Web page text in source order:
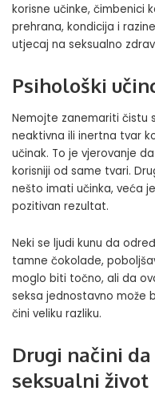
korisne učinke, čimbenici
prehrana, kondicija i
utjecaj na seksualno
Psihološki
Nemojte zanemariti čistu
neaktivna ili inertna tvar
učinak. To je vjerovanje
korisniji od same tvari.
nešto imati učinka, veća
pozitivan rezultat.
Neki se ljudi kunu da
tamne čokolade,
moglo biti točno, ali da
seksa jednostavno može
čini veliku razliku.
Drugi načini
seksualni život